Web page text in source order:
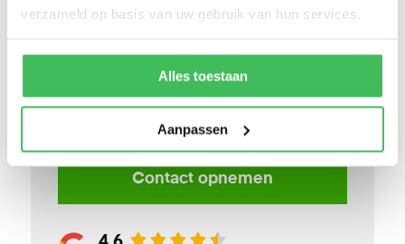
verzameld op basis van uw gebruik van hun services.
Alles toestaan
Aanpassen
Geschreven op 24 januari 2024
Contact opnemen